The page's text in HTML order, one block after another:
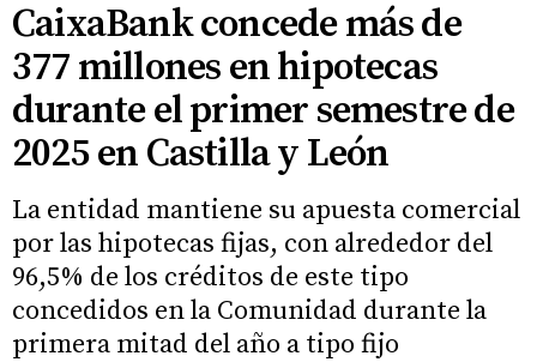
CaixaBank concede más de
377 millones en hipotecas
durante el primer semestre de
2025 en Castilla y León
La entidad mantiene su apuesta comercial
por las hipotecas fijas, con alrededor del
96,5% de los créditos de este tipo
concedidos en la Comunidad durante la
primera mitad del año a tipo fijo